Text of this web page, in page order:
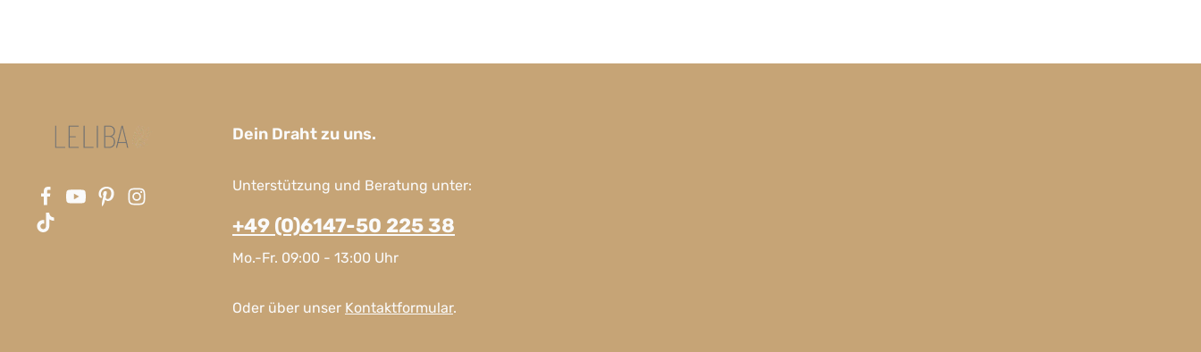
Dein Draht zu uns.
Unterstützung und Beratung unter:
+49 (0)6147-50 225 38
Mo.-Fr. 09:00 - 13:00 Uhr
Oder über unser Kontaktformular.